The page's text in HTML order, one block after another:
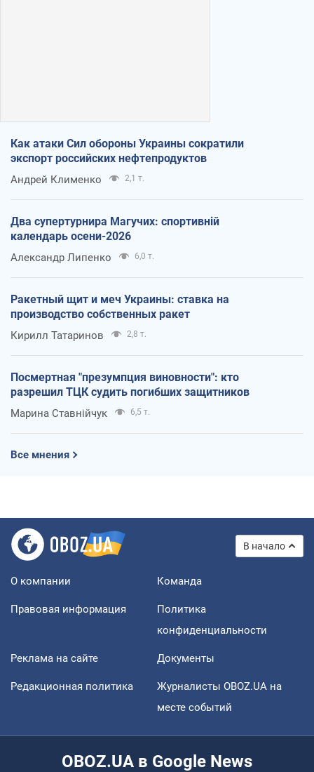
Как атаки Сил обороны Украины сократили
экспорт российских нефтепродуктов
Андрей Клименко 2,1 т.
Два супертурнира Магучих: спортивній
календарь осени-2026
Александр Липенко 6,0 т.
Ракетный щит и меч Украины: ставка на
производство собственных ракет
Кирилл Татаринов 2,8 т.
Посмертная "презумпция виновности": кто
разрешил ТЦК судить погибших защитников
Марина Ставнійчук 6,5 т.
Все мнения
В начало
О компании Команда
Правовая информация
Политика
конфиденциальности
Реклама на сайте Документы
Редакционная политика
Журналисты OBOZ.UA на
месте событий
OBOZ.UA в Google News